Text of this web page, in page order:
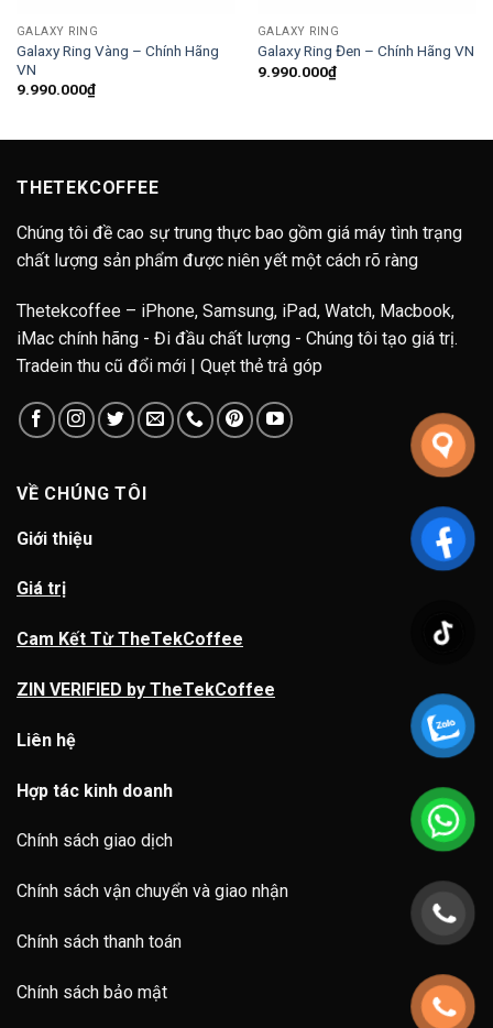
GALAXY RING
Galaxy Ring Vàng – Chính Hãng
VN
9.990.000₫
GALAXY RING
Galaxy Ring Đen – Chính Hãng VN
9.990.000₫
THETEKCOFFEE
Chúng tôi đề cao sự trung thực bao gồm giá máy tình trạng
chất lượng sản phẩm được niên yết một cách rõ ràng
Thetekcoffee – iPhone, Samsung, iPad, Watch, Macbook,
iMac chính hãng - Đi đầu chất lượng - Chúng tôi tạo giá trị.
Tradein thu cũ đổi mới | Quẹt thẻ trả góp
VỀ CHÚNG TÔI
Giới thiệu
Giá trị
Cam Kết Từ TheTekCoffee
ZIN VERIFIED by TheTekCoffee
Liên hệ
Hợp tác kinh doanh
Chính sách giao dịch
Chính sách vận chuyển và giao nhận
Chính sách thanh toán
Chính sách bảo mật